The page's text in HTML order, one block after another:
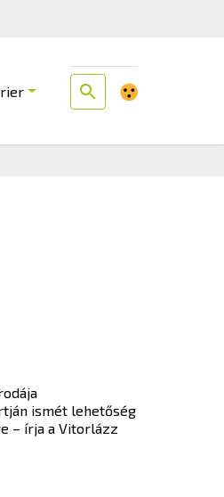
ismét lehetőség
– írja a Vitorlázz